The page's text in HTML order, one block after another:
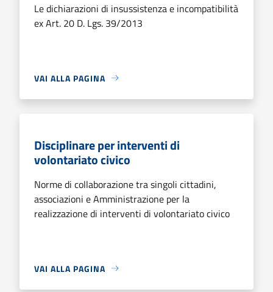
Le dichiarazioni di insussistenza e incompatibilità
ex Art. 20 D. Lgs. 39/2013
VAI ALLA PAGINA
Disciplinare per interventi di
volontariato civico
Norme di collaborazione tra singoli cittadini,
associazioni e Amministrazione per la
realizzazione di interventi di volontariato civico
VAI ALLA PAGINA